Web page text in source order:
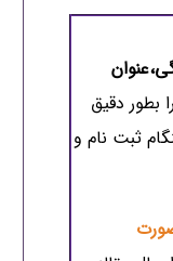
بطور دقیق
ثبت نام و